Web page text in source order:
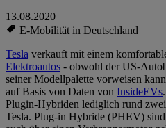
13.08.2020
E-Mobilität in Deutschland
Tesla verkauft mit einem
Elektroautos - obwohl der US-
seiner Modellpalette vorweisen
auf Basis von Daten von InsideEVs.
Plugin-Hybriden lediglich rund
Tesla. Plug-in Hybride (PHEV)